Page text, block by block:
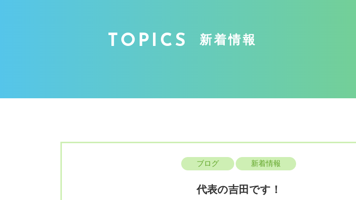
TOPICS 新着情報
ブログ 新着情報
代表の吉田です！